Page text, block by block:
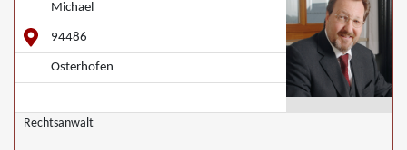
Michael
94486
Osterhofen
Rechtsanwalt